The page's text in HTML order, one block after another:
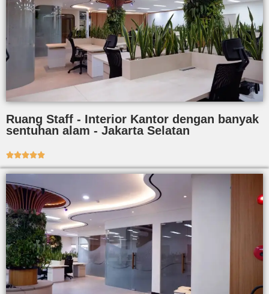
Ruang Staff - Interior Kantor dengan banyak
sentuhan alam - Jakarta Selatan
